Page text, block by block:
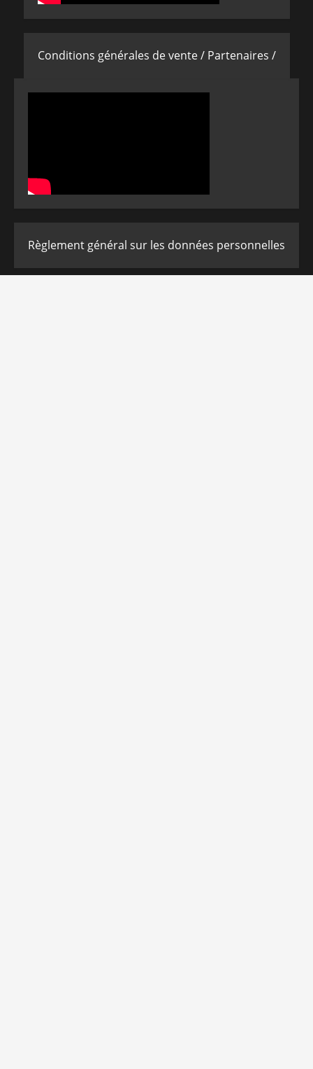
Conditions générales de vente / Partenaires /
Règlement général sur les données personnelles